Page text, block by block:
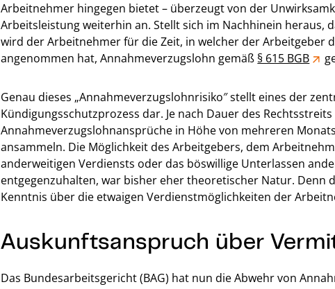
Arbeitnehmer hingegen bietet – überzeugt von der
Arbeitsleistung weiterhin an. Stellt sich im Nachhinein heraus,
wird der Arbeitnehmer für die Zeit, in welcher der Arbeitgeber
angenommen hat, Annahmeverzugslohn gemäß § 615 BGB
Genau dieses „Annahmeverzugslohnrisiko″ stellt eines der
Kündigungsschutzprozess dar. Je nach Dauer des
Annahmeverzugslohnansprüche in Höhe von mehreren
ansammeln. Die Möglichkeit des Arbeitgebers, dem
anderweitigen Verdiensts oder das böswillige Unterlassen
entgegenzuhalten, war bisher eher theoretischer Natur. Denn
Kenntnis über die etwaigen Verdienstmöglichkeiten der
Auskunftsanspruch über
Das Bundesarbeitsgericht (BAG) hat nun die Abwehr von